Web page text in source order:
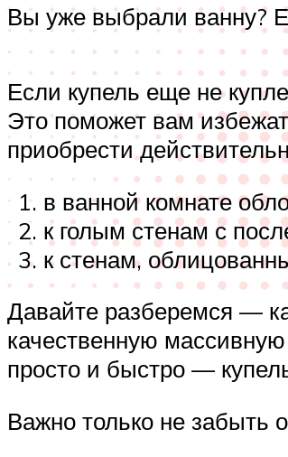
Вы уже выбрали ванну?
Если купель еще не
Это поможет вам
приобрести
в ванной комнате
к голым стенам с
к стенам,
Давайте разберемся —
качественную массивную
просто и быстро —
Важно только не забыть